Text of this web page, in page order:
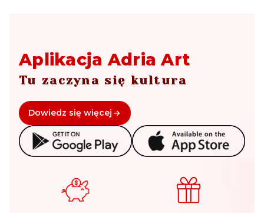
Aplikacja Adria Art
Tu zaczyna się kultura
Dowiedz się więcej